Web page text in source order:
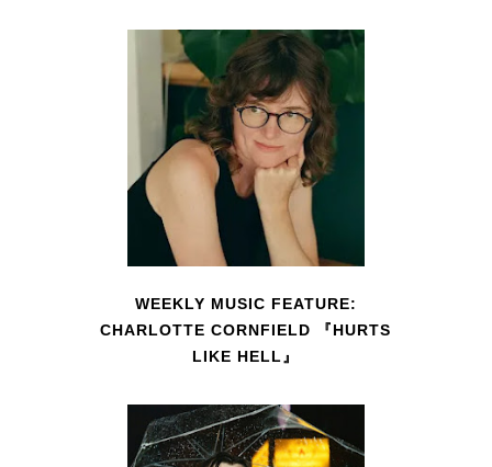
WEEKLY MUSIC FEATURE:
CHARLOTTE CORNFIELD 『HURTS
LIKE HELL』